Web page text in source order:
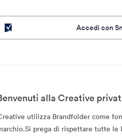
Accedi con
alla Creative
utilizza Brandfolder come
prega di rispettare tutte le